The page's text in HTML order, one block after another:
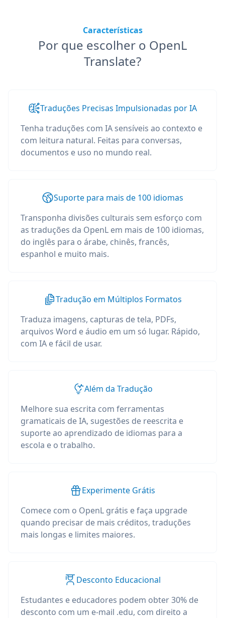
Características
Por que escolher o OpenL
Translate?
Traduções Precisas Impulsionadas por IA
Tenha traduções com IA sensíveis ao contexto e
com leitura natural. Feitas para conversas,
documentos e uso no mundo real.
Suporte para mais de 100 idiomas
Transponha divisões culturais sem esforço com
as traduções da OpenL em mais de 100 idiomas,
do inglês para o árabe, chinês, francês,
espanhol e muito mais.
Tradução em Múltiplos Formatos
Traduza imagens, capturas de tela, PDFs,
arquivos Word e áudio em um só lugar. Rápido,
com IA e fácil de usar.
Além da Tradução
Melhore sua escrita com ferramentas
gramaticais de IA, sugestões de reescrita e
suporte ao aprendizado de idiomas para a
escola e o trabalho.
Experimente Grátis
Comece com o OpenL grátis e faça upgrade
quando precisar de mais créditos, traduções
mais longas e limites maiores.
Desconto Educacional
Estudantes e educadores podem obter 30% de
desconto com um e-mail .edu, com direito a